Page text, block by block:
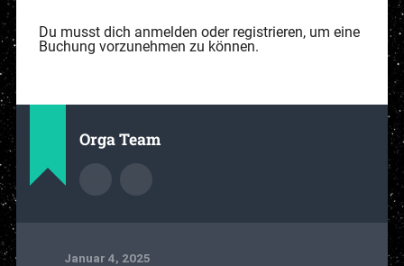
Du musst dich anmelden oder registrieren, um eine
Buchung vorzunehmen zu können.
Orga Team
Januar 4, 2025